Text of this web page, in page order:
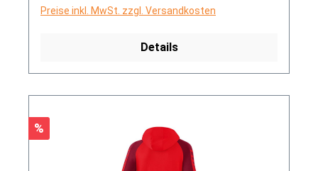
Preise inkl. MwSt. zzgl. Versandkosten
Details
Rabatt
%